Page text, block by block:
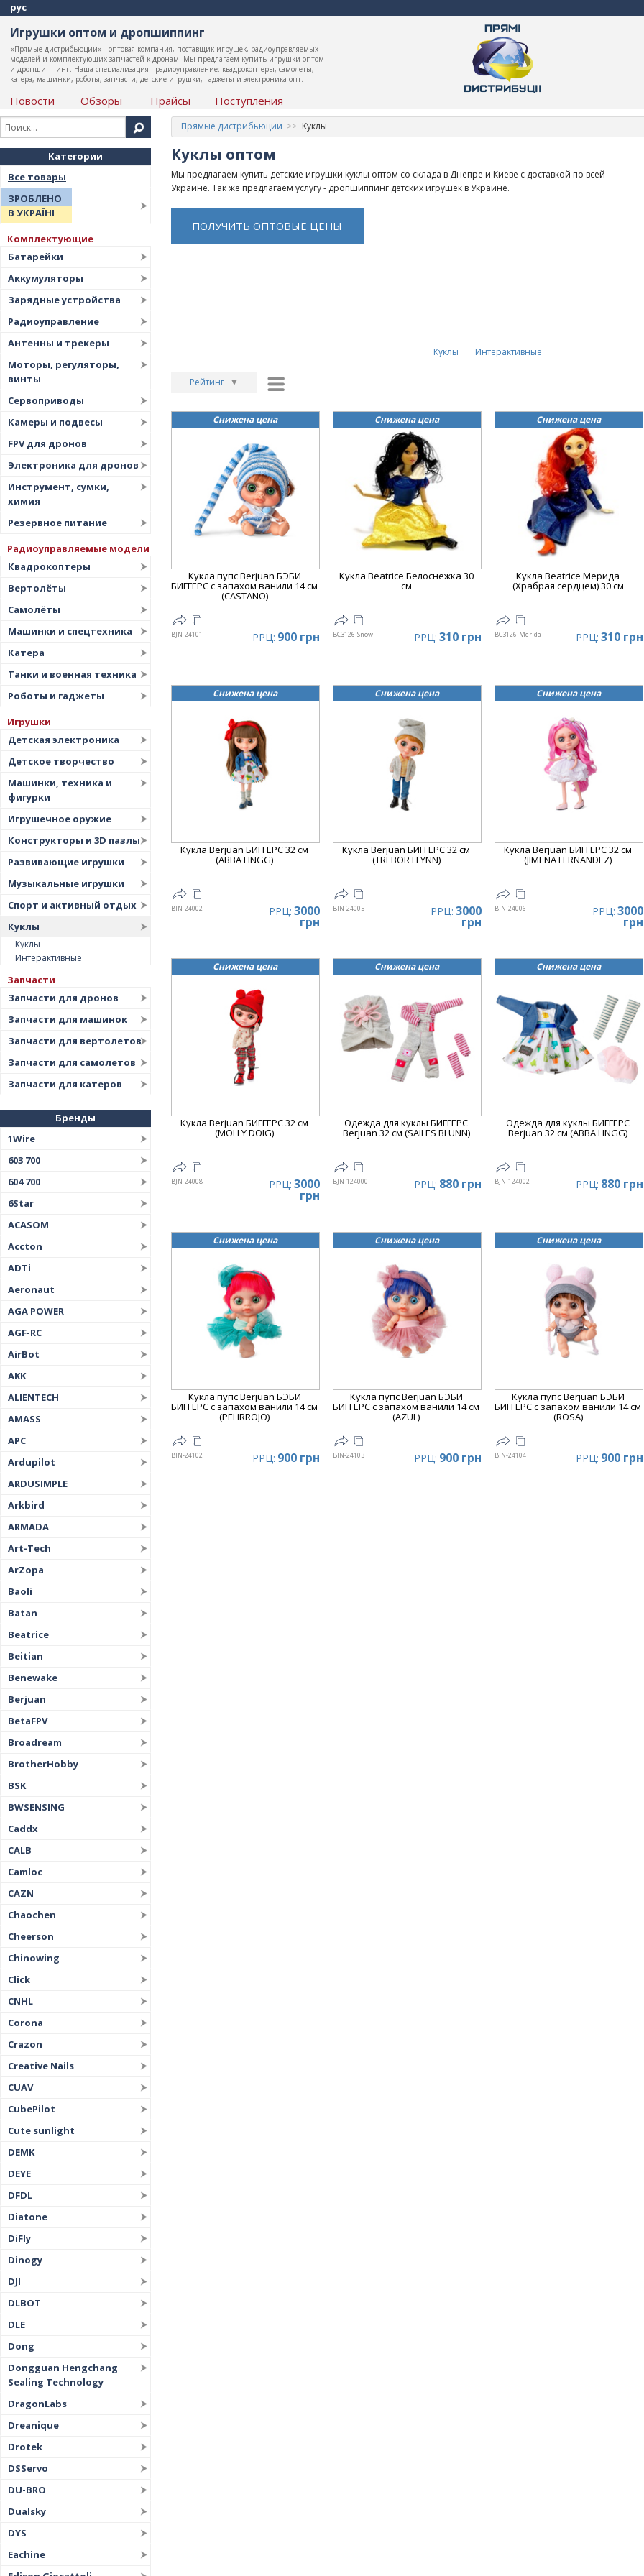
рус
Игрушки оптом и дропшиппинг
«Прямые дистрибьюции» - оптовая компания, поставщик игрушек, радиоуправляемых
моделей и комплектующих запчастей к дронам. Мы предлагаем купить игрушки оптом
и дропшиппинг. Наша специализация - радиоуправление: квадрокоптеры, самолеты,
катера, машинки, роботы, запчасти, детские игрушки, гаджеты и электроника опт.
Новости Обзоры Прайсы Поступления
Категории
Все товары
ЗРОБЛЕНО
В УКРАЇНІ
Комплектующие
Батарейки
Аккумуляторы
Зарядные устройства
Радиоуправление
Антенны и трекеры
Моторы, регуляторы,
винты
Сервоприводы
Камеры и подвесы
FPV для дронов
Электроника для дронов
Инструмент, сумки,
химия
Резервное питание
Радиоуправляемые модели
Квадрокоптеры
Вертолёты
Самолёты
Машинки и спецтехника
Катера
Танки и военная техника
Роботы и гаджеты
Игрушки
Детская электроника
Детское творчество
Машинки, техника и
фигурки
Игрушечное оружие
Конструкторы и 3D пазлы
Развивающие игрушки
Музыкальные игрушки
Спорт и активный отдых
Куклы
Куклы
Интерактивные
Запчасти
Запчасти для дронов
Запчасти для машинок
Запчасти для вертолетов
Запчасти для самолетов
Запчасти для катеров
Бренды
1Wire
603 700
604 700
6Star
ACASOM
Accton
ADTi
Aeronaut
AGA POWER
AGF-RC
AirBot
AKK
ALIENTECH
AMASS
APC
Ardupilot
ARDUSIMPLE
Arkbird
ARMADA
Art-Tech
ArZopa
Baoli
Batan
Beatrice
Beitian
Benewake
Berjuan
BetaFPV
Broadream
BrotherHobby
BSK
BWSENSING
Caddx
CALB
Camloc
CAZN
Chaochen
Cheerson
Chinowing
Click
CNHL
Corona
Crazon
Creative Nails
CUAV
CubePilot
Cute sunlight
DEMK
DEYE
DFDL
Diatone
DiFly
Dinogy
DJI
DLBOT
DLE
Dong
Dongguan Hengchang
Sealing Technology
DragonLabs
Dreanique
Drotek
DSServo
DU-BRO
Dualsky
DYS
Eachine
Прямые дистрибьюции Куклы
Куклы оптом
Мы предлагаем купить детские игрушки куклы оптом со склада в Днепре и Киеве с доставкой по всей
Украине. Так же предлагаем услугу - дропшиппинг детских игрушек в Украине.
ПОЛУЧИТЬ ОПТОВЫЕ ЦЕНЫ
Куклы Интерактивные
Рейтинг ▼
Дата ▲
▲
Цена ▼
Снижена цена
Кукла пупс Berjuan БЭБИ
БИГГЕРС с запахом ванили 14 см
(CASTANO)
BJN-24101 РРЦ: 900 грн
Снижена цена
Кукла Beatrice Белоснежка 30
см
BC3126-Snow РРЦ: 310 грн
Снижена цена
Кукла Beatrice Мерида
(Храбрая сердцем) 30 см
BC3126-Merida РРЦ: 310 грн
Снижена цена
Кукла Berjuan БИГГЕРС 32 см
(ABBA LINGG)
BJN-24002 РРЦ: 3000
грн
Снижена цена
Кукла Berjuan БИГГЕРС 32 см
(TREBOR FLYNN)
BJN-24005 РРЦ: 3000
грн
Снижена цена
Кукла Berjuan БИГГЕРС 32 см
(JIMENA FERNANDEZ)
BJN-24006 РРЦ: 3000
грн
Снижена цена
Кукла Berjuan БИГГЕРС 32 см
(MOLLY DOIG)
BJN-24008 РРЦ: 3000
грн
Снижена цена
Одежда для куклы БИГГЕРС
Berjuan 32 см (SAILES BLUNN)
BJN-124000 РРЦ: 880 грн
Снижена цена
Одежда для куклы БИГГЕРС
Berjuan 32 см (ABBA LINGG)
BJN-124002 РРЦ: 880 грн
Снижена цена
Кукла пупс Berjuan БЭБИ
БИГГЕРС с запахом ванили 14 см
(PELIRROJO)
BJN-24102 РРЦ: 900 грн
Снижена цена
Кукла пупс Berjuan БЭБИ
БИГГЕРС с запахом ванили 14 см
(AZUL)
BJN-24103 РРЦ: 900 грн
Снижена цена
Кукла пупс Berjuan БЭБИ
БИГГЕРС с запахом ванили 14 см
(ROSA)
BJN-24104 РРЦ: 900 грн